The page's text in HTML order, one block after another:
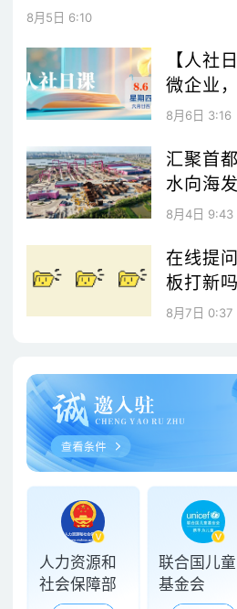
8月5日 6:10
【人社
微企业
领社保补
8月6日 3:16
汇聚首都科
水向海
8月4日 9:43
在线提
板打新
8月7日 0:37
人力资源和
社会保障部
联合国儿童
基金会